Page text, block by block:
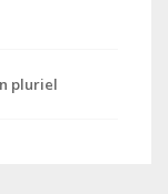
pluriel